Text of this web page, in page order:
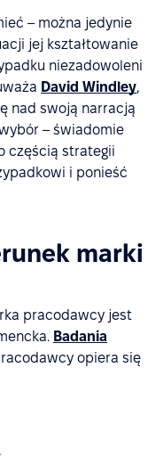
– można jedynie
jej kształtowanie
niezadowoleni
David Windley,
nad swoją narracją
– świadomie
częścią strategii
i ponieść
marki
pracodawcy jest
Badania
opiera się